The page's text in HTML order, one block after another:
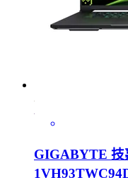
GIGABYTE 技